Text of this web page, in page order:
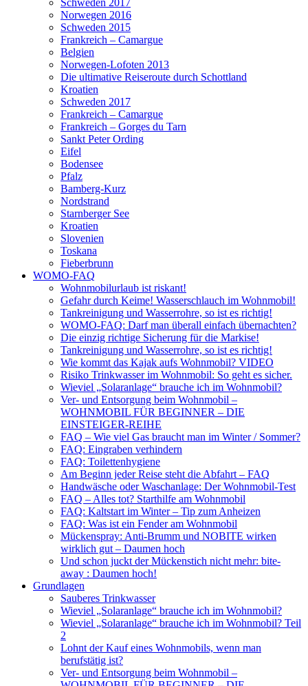
Norwegen 2016
Schweden 2015
Frankreich – Camargue
Belgien
Norwegen-Lofoten 2013
Die ultimative Reiseroute durch Schottland
Kroatien
Schweden 2017
Frankreich – Camargue
Frankreich – Gorges du Tarn
Sankt Peter Ording
Eifel
Bodensee
Pfalz
Bamberg-Kurz
Nordstrand
Starnberger See
Kroatien
Slovenien
Toskana
Fieberbrunn
WOMO-FAQ
Wohnmobilurlaub ist riskant!
Gefahr durch Keime! Wasserschlauch im Wohnmobil!
Tankreinigung und Wasserrohre, so ist es richtig!
WOMO-FAQ: Darf man überall einfach übernachten?
Die einzig richtige Sicherung für die Markise!
Tankreinigung und Wasserrohre, so ist es richtig!
Wie kommt das Kajak aufs Wohnmobil? VIDEO
Risiko Trinkwasser im Wohnmobil: So geht es sicher.
Wieviel „Solaranlage“ brauche ich im Wohnmobil?
Ver- und Entsorgung beim Wohnmobil –
WOHNMOBIL FÜR BEGINNER – DIE
EINSTEIGER-REIHE
FAQ – Wie viel Gas braucht man im Winter / Sommer?
FAQ: Eingraben verhindern
FAQ: Toilettenhygiene
Am Beginn jeder Reise steht die Abfahrt – FAQ
Handwäsche oder Waschanlage: Der Wohnmobil-Test
FAQ – Alles tot? Starthilfe am Wohnmobil
FAQ: Kaltstart im Winter – Tip zum Anheizen
FAQ: Was ist ein Fender am Wohnmobil
Mückenspray: Anti-Brumm und NOBITE wirken
wirklich gut – Daumen hoch
Und schon juckt der Mückenstich nicht mehr: bite-
away : Daumen hoch!
Grundlagen
Sauberes Trinkwasser
Wieviel „Solaranlage“ brauche ich im Wohnmobil?
Wieviel „Solaranlage“ brauche ich im Wohnmobil? Teil
2
Lohnt der Kauf eines Wohnmobils, wenn man
berufstätig ist?
Ver- und Entsorgung beim Wohnmobil –